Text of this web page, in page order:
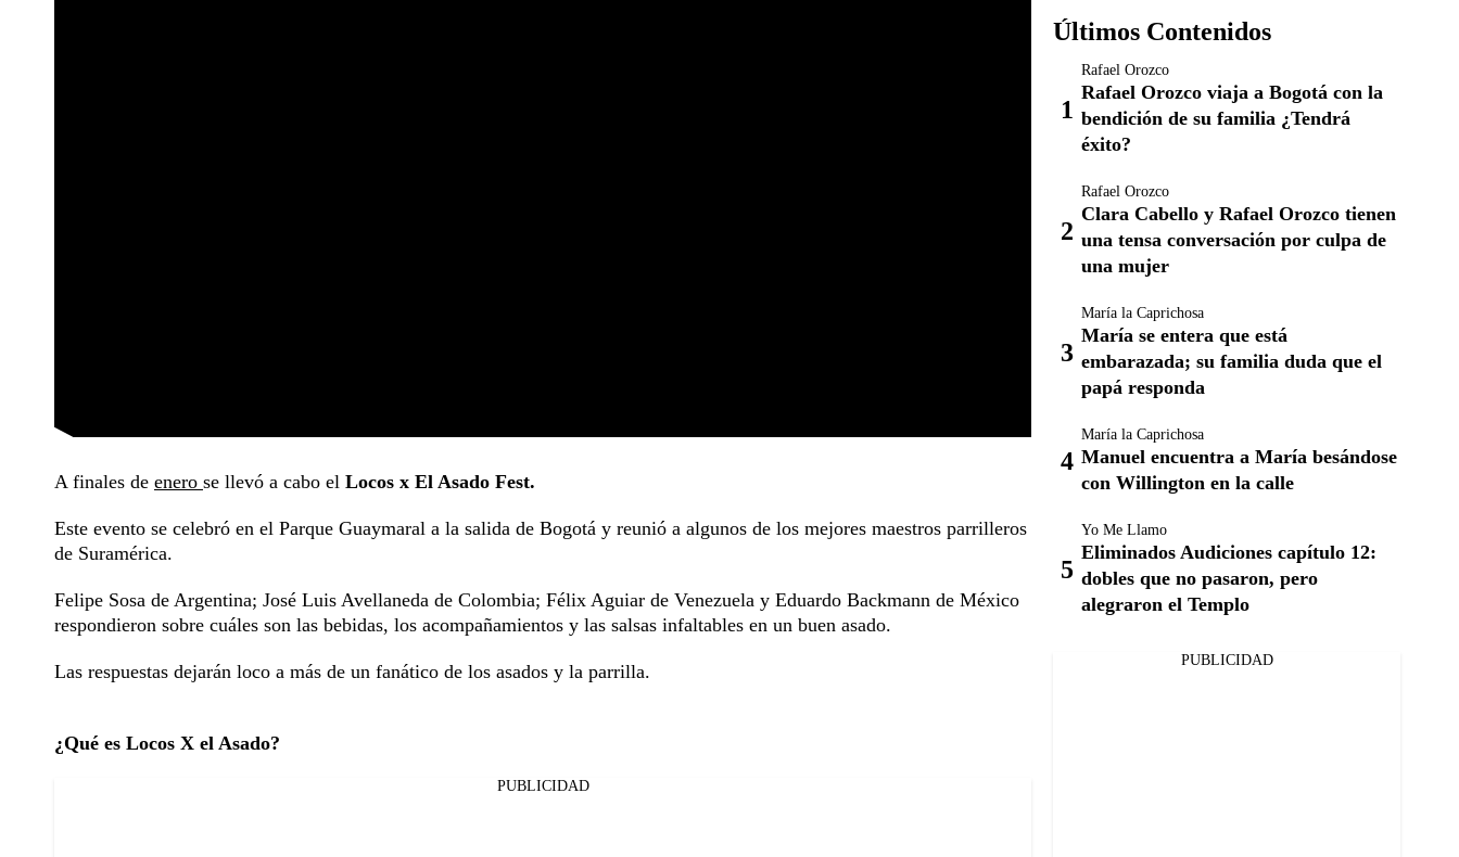
A finales de enero se llevó a cabo el Locos x El Asado Fest.
Este evento se celebró en el Parque Guaymaral a la salida de Bogotá y reunió a algunos de los mejores maestros parrilleros
de Suramérica.
Felipe Sosa de Argentina; José Luis Avellaneda de Colombia; Félix Aguiar de Venezuela y Eduardo Backmann de México
respondieron sobre cuáles son las bebidas, los acompañamientos y las salsas infaltables en un buen asado.
Las respuestas dejarán loco a más de un fanático de los asados y la parrilla.
¿Qué es Locos X el Asado?
PUBLICIDAD
Últimos Contenidos
Rafael Orozco
Rafael Orozco viaja a Bogotá con la
bendición de su familia ¿Tendrá
éxito?
Rafael Orozco
Clara Cabello y Rafael Orozco tienen
una tensa conversación por culpa de
una mujer
María la Caprichosa
María se entera que está
embarazada; su familia duda que el
papá responda
María la Caprichosa
Manuel encuentra a María besándose
con Willington en la calle
Yo Me Llamo
Eliminados Audiciones capítulo 12:
dobles que no pasaron, pero
alegraron el Templo
PUBLICIDAD